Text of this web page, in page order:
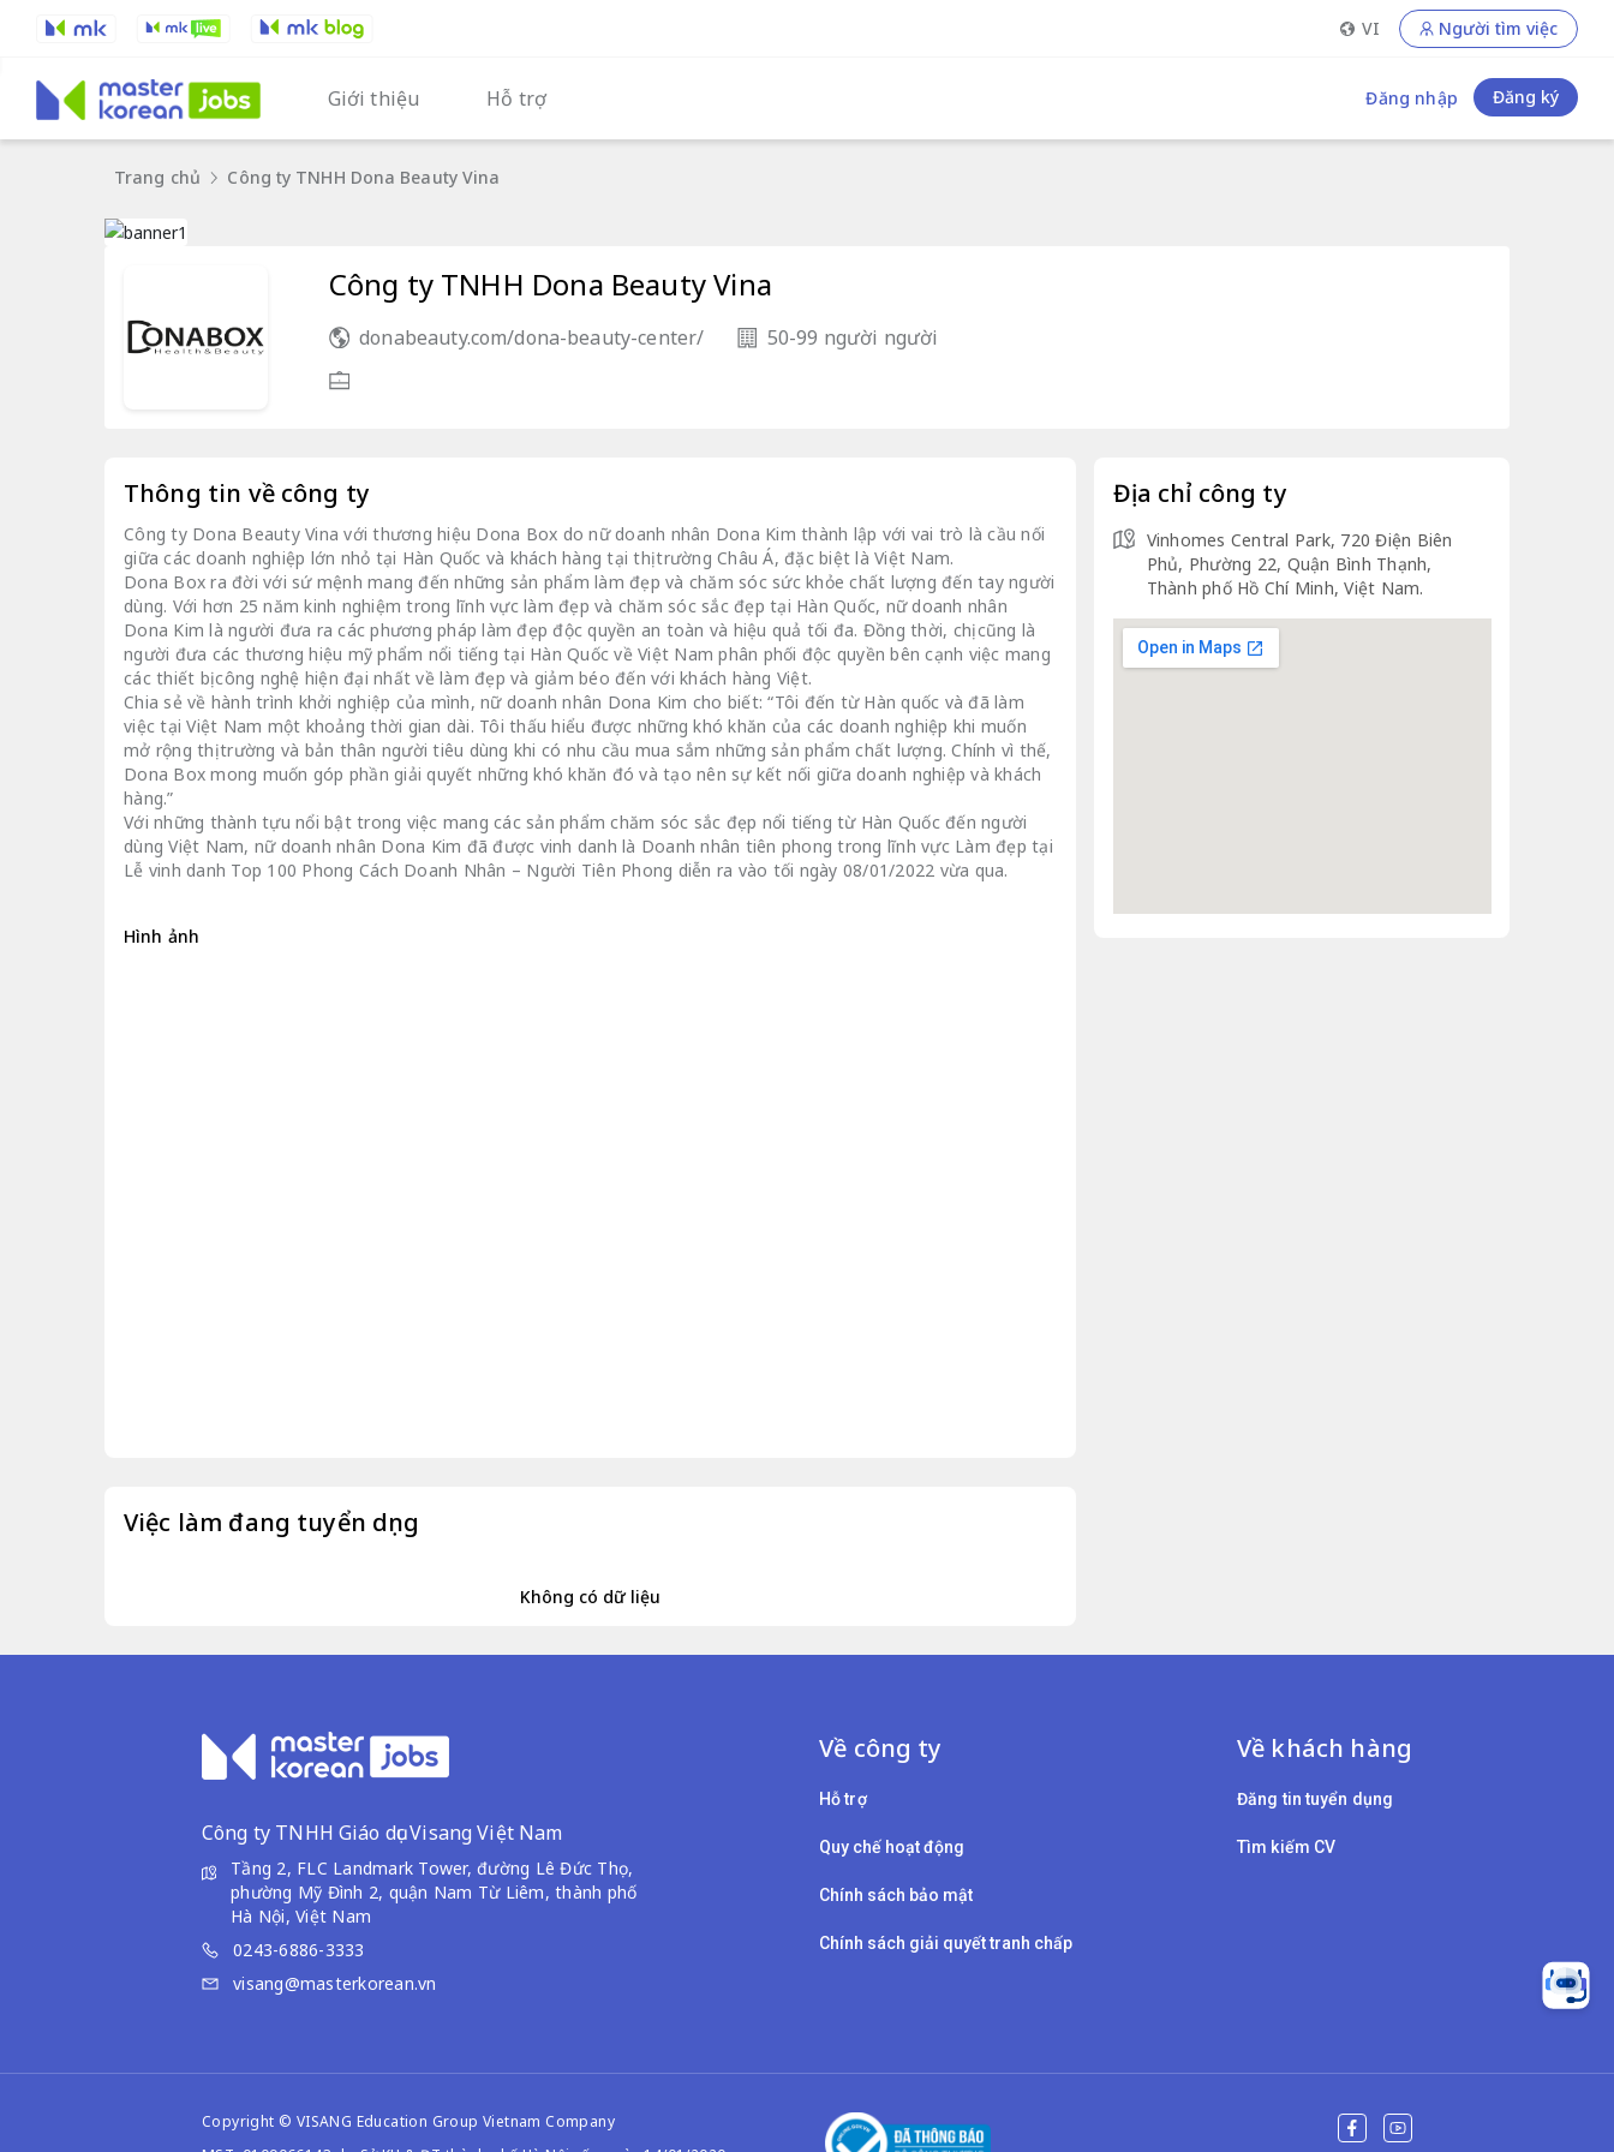
VI Người tìm việc
Giới thiệu Hỗ trợ Đăng nhập Đăng ký
Trang chủ Công ty TNHH Dona Beauty Vina
Công ty TNHH Dona Beauty Vina
donabeauty.com/dona-beauty-center/ 50-99 người người
Thông tin về công ty
Công ty Dona Beauty Vina với thương hiệu Dona Box do nữ doanh nhân Dona Kim thành lập với vai trò là cầu nối
giữa các doanh nghiệp lớn nhỏ tại Hàn Quốc và khách hàng tại thị trường Châu Á, đặc biệt là Việt Nam.
Dona Box ra đời với sứ mệnh mang đến những sản phẩm làm đẹp và chăm sóc sức khỏe chất lượng đến tay người
dùng. Với hơn 25 năm kinh nghiệm trong lĩnh vực làm đẹp và chăm sóc sắc đẹp tại Hàn Quốc, nữ doanh nhân
Dona Kim là người đưa ra các phương pháp làm đẹp độc quyền an toàn và hiệu quả tối đa. Đồng thời, chị cũng là
người đưa các thương hiệu mỹ phẩm nổi tiếng tại Hàn Quốc về Việt Nam phân phối độc quyền bên cạnh việc mang
các thiết bị công nghệ hiện đại nhất về làm đẹp và giảm béo đến với khách hàng Việt.
Chia sẻ về hành trình khởi nghiệp của mình, nữ doanh nhân Dona Kim cho biết: “Tôi đến từ Hàn quốc và đã làm
việc tại Việt Nam một khoảng thời gian dài. Tôi thấu hiểu được những khó khăn của các doanh nghiệp khi muốn
mở rộng thị trường và bản thân người tiêu dùng khi có nhu cầu mua sắm những sản phẩm chất lượng. Chính vì thế,
Dona Box mong muốn góp phần giải quyết những khó khăn đó và tạo nên sự kết nối giữa doanh nghiệp và khách
hàng.”
Với những thành tựu nổi bật trong việc mang các sản phẩm chăm sóc sắc đẹp nổi tiếng từ Hàn Quốc đến người
dùng Việt Nam, nữ doanh nhân Dona Kim đã được vinh danh là Doanh nhân tiên phong trong lĩnh vực Làm đẹp tại
Lễ vinh danh Top 100 Phong Cách Doanh Nhân – Người Tiên Phong diễn ra vào tối ngày 08/01/2022 vừa qua.
Hình ảnh
Việc làm đang tuyển dụng
Không có dữ liệu
Địa chỉ công ty
Vinhomes Central Park, 720 Điện Biên
Phủ, Phường 22, Quận Bình Thạnh,
Thành phố Hồ Chí Minh, Việt Nam.
Công ty TNHH Giáo dục Visang Việt Nam
Tầng 2, FLC Landmark Tower, đường Lê Đức Thọ,
phường Mỹ Đình 2, quận Nam Từ Liêm, thành phố
Hà Nội, Việt Nam
0243-6886-3333
visang@masterkorean.vn
Về công ty
Hỗ trợ
Quy chế hoạt động
Chính sách bảo mật
Chính sách giải quyết tranh chấp
Về khách hàng
Đăng tin tuyển dụng
Tìm kiếm CV
Copyright © VISANG Education Group Vietnam Company